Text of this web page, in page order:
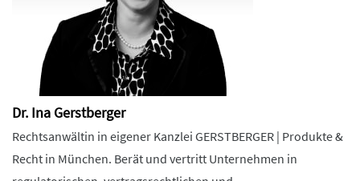
Dr. Ina Gerstberger
Rechtsanwältin in eigener Kanzlei GERSTBERGER | Produkte &
Recht in München. Berät und vertritt Unternehmen in